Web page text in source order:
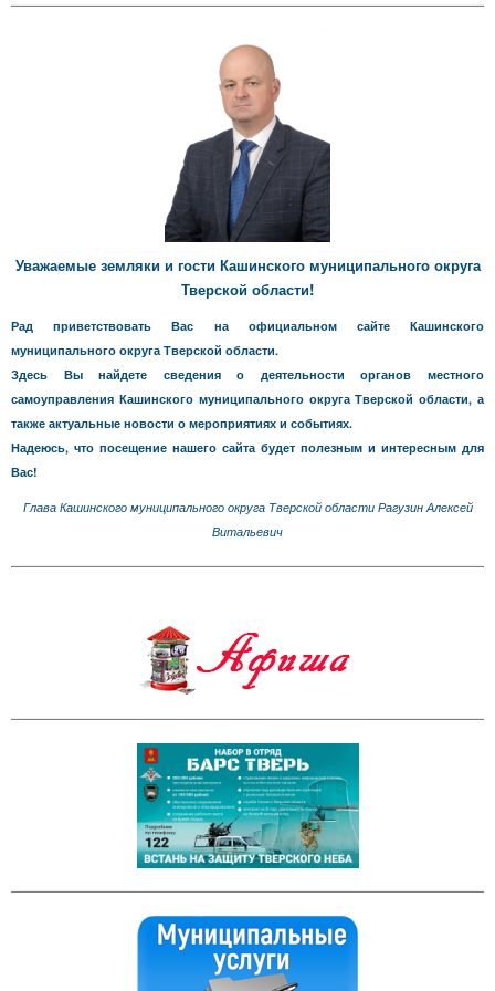
Уважаемые земляки и гости Кашинского муниципального округа
Тверской области!
Рад приветствовать Вас на официальном сайте Кашинского
муниципального округа Тверской области.
Здесь Вы найдете сведения о деятельности органов местного
самоуправления Кашинского муниципального округа Тверской области, а
также актуальные новости о мероприятиях и событиях.
Надеюсь, что посещение нашего сайта будет полезным и интересным для
Вас!
Глава Кашинского муниципального округа Тверской области Рагузин Алексей
Витальевич